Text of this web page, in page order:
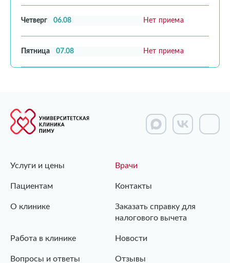
Четверг 06.08 Нет приема
Пятница 07.08 Нет приема
Услуги и цены Врачи
Пациентам Контакты
О клинике
Заказать справку для
налогового вычета
Работа в клинике Новости
Вопросы и ответы Отзывы